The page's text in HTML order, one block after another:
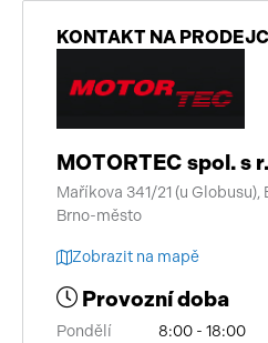
KONTAKT NA
MOTORTEC spol. s
Maříkova 341/21 (u Globusu),
Brno-město
Zobrazit na mapě
Provozní doba
Pondělí
8:00 - 18:00